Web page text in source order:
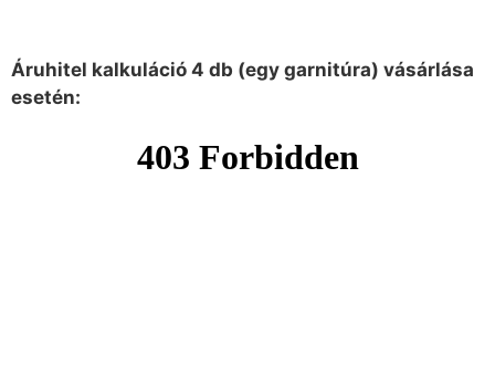
Áruhitel kalkuláció 4 db (egy garnitúra) vásárlása
esetén: